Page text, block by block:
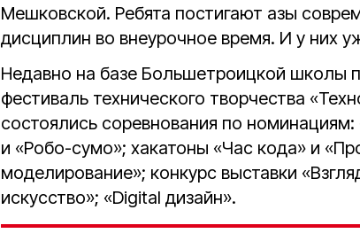
Мешковской. Ребята постигают азы
дисциплин во внеурочное время. И у них
Недавно на базе Большетроицкой школы
фестиваль технического творчества
состоялись соревнования по
и «Робо-сумо»; хакатоны «Час кода» и
моделирование»; конкурс выставки
искусство»; «Digital дизайн».